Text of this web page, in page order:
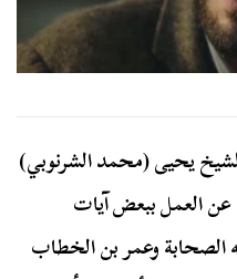
يحيى (محمد الشرنوبي)
عن العمل ببعض آيات
الصحابة وعمر بن الخطاب